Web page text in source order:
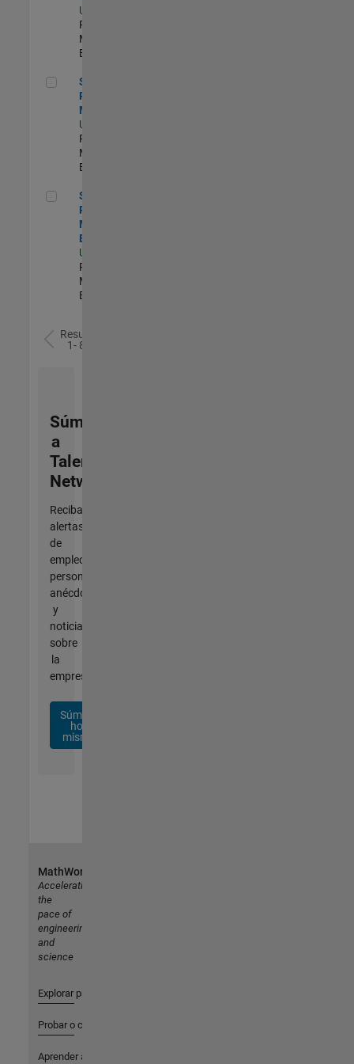
US-MA-Natick
Program
Management |
Experimentado
Senior Program Manager
Senior
Program
Manager
US-MA-Natick
Program
Management |
Experimentado
Senior Product Marketing Engineer
Senior
Product
Marketing
Engineer
US-MA-Natick
Product
Marketing |
Experimentado
Resultados
1- 8 de
Súmese
a
Talent
Network
Reciba
alertas
de
empleo
personalizadas,
anécdotas
y
noticias
sobre
la
empresa.
Súmese
hoy
mismo
MathWorks
Accelerating
the
pace of
engineering
and
science
Explorar productos
Probar o comprar
Aprender a utilizar